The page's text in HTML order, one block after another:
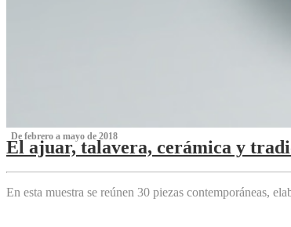
‌ De febrero a mayo de 2018
El ajuar, talavera, cerámica y
‌
En esta muestra se reúnen 30 piezas contemporáneas,